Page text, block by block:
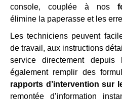
console, couplée à nos
élimine la paperasse et les
Les techniciens peuvent
de travail, aux instructions
service directement
également remplir des
rapports d’intervention sur
remontée d’information